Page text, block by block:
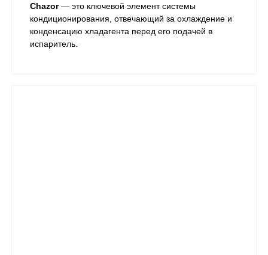
Chazor— это ключевой элемент системы
кондиционирования, отвечающий за охлаждение и
конденсацию хладагента перед его подачей в
испаритель.